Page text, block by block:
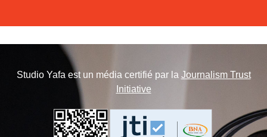
Studio Yafa est un média certifié par la Journalism Trust
Initiative